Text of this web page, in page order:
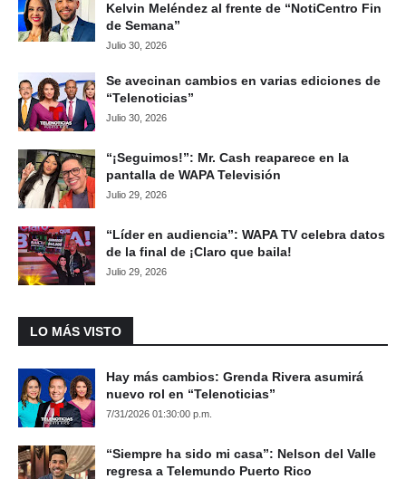
Kelvin Meléndez al frente de “NotiCentro Fin
de Semana”
Julio 30, 2026
Se avecinan cambios en varias ediciones de
“Telenoticias”
Julio 30, 2026
“¡Seguimos!”: Mr. Cash reaparece en la
pantalla de WAPA Televisión
Julio 29, 2026
“Líder en audiencia”: WAPA TV celebra datos
de la final de ¡Claro que baila!
Julio 29, 2026
LO MÁS VISTO
Hay más cambios: Grenda Rivera asumirá
nuevo rol en “Telenoticias”
7/31/2026 01:30:00 p.m.
“Siempre ha sido mi casa”: Nelson del Valle
regresa a Telemundo Puerto Rico